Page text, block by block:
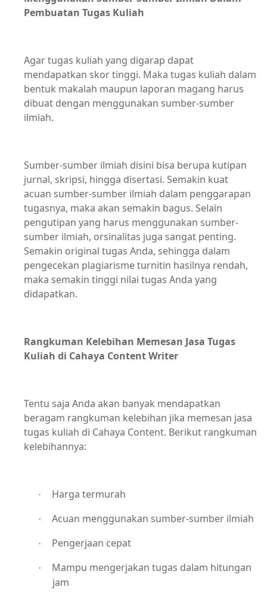
Pembuatan Tugas Kuliah
Agar tugas kuliah yang digarap dapat
mendapatkan skor tinggi. Maka tugas kuliah dalam
bentuk makalah maupun laporan magang harus
dibuat dengan menggunakan sumber-sumber
ilmiah.
Sumber-sumber ilmiah disini bisa berupa kutipan
jurnal, skripsi, hingga disertasi. Semakin kuat
acuan sumber-sumber ilmiah dalam penggarapan
tugasnya, maka akan semakin bagus. Selain
pengutipan yang harus menggunakan sumber-
sumber ilmiah, orsinalitas juga sangat penting.
Semakin original tugas Anda, sehingga dalam
pengecekan plagiarisme turnitin hasilnya rendah,
maka semakin tinggi nilai tugas Anda yang
didapatkan.
Rangkuman Kelebihan Memesan Jasa Tugas
Kuliah di Cahaya Content Writer
Tentu saja Anda akan banyak mendapatkan
beragam rangkuman kelebihan jika memesan jasa
tugas kuliah di Cahaya Content. Berikut rangkuman
kelebihannya:
· Harga termurah
· Acuan menggunakan sumber-sumber ilmiah
· Pengerjaan cepat
·
Mampu mengerjakan tugas dalam hitungan
jam